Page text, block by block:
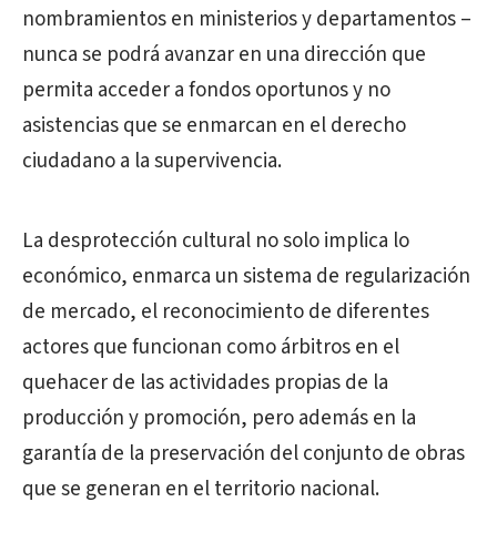
nombramientos en ministerios y departamentos –
nunca se podrá avanzar en una dirección que
permita acceder a fondos oportunos y no
asistencias que se enmarcan en el derecho
ciudadano a la supervivencia.
La desprotección cultural no solo implica lo
económico, enmarca un sistema de regularización
de mercado, el reconocimiento de diferentes
actores que funcionan como árbitros en el
quehacer de las actividades propias de la
producción y promoción, pero además en la
garantía de la preservación del conjunto de obras
que se generan en el territorio nacional.